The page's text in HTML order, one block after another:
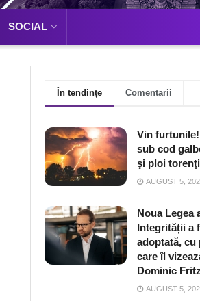
SOCIAL
În tendințe Comentarii
Vin
sub cod
şi ploi
AUGUST 5,
Noua Legea
Integrității a
adoptată, cu
care îl
Dominic Fritz
AUGUST 5,